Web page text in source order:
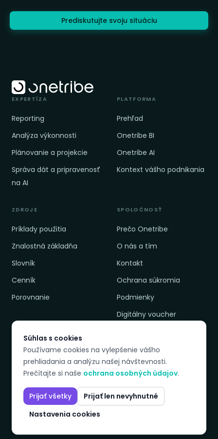
Prediskutujte svoju situáciu
EXPERTÍZA
Reporting
Analýza výkonnosti
Plánovanie a projekcie
Správa dát a pripravenosť
na AI
PLATFORMA
Prehľad
Onetribe BI
Onetribe AI
Kontext vášho podnikania
ZDROJE
Príklady použitia
Znalostná základňa
Slovník
Cenník
Porovnanie
SPOLOČNOSŤ
Prečo Onetribe
O nás a tím
Kontakt
Ochrana súkromia
Podmienky
Digitálny voucher
DOSTUPNÉ JAZYKY
EN
© 2026 Onetribeadvisory. Všetky práva vyhradené.
LinkedIn
YouTube
Súhlas s cookies
Používame cookies na vylepšenie vášho
prehliadania a analýzu našej návštevnosti.
Prečítajte si naše ochrana osobných údajov.
Prijať všetky
Prijať len nevyhnutné
Nastavenia cookies